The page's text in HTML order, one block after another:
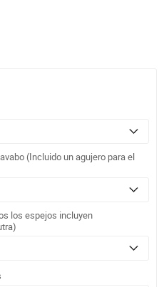
(Incluido un agujero para el
los espejos incluyen